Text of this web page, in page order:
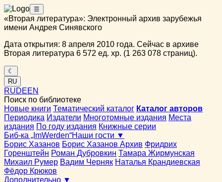
☰
«Вторая литература»: Электронный архив зарубежья
имени Андрея Синявского
Дата открытия: 8 апреля 2010 года. Сейчас в архиве
Вторая литература 6 572 ед. хр. (1 263 078 страниц).
☾
RU
RUDEEN
Поиск по библиотеке
Новые книги Тематический каталог Каталог авторов
Периодика Издатели Многотомные издания Места
издания По году издания Книжные серии
Биб-ка „ImWerden“Наши гости ▼
Борис Хазанов Борис Хазанов Архив Фридрих
Горенштейн Роман Дубровкин Тамара Жирмунская
Михаил Румер Вадим Черняк Наталья Крандиевская
Фёдор Крюков
Дополнительно ▼